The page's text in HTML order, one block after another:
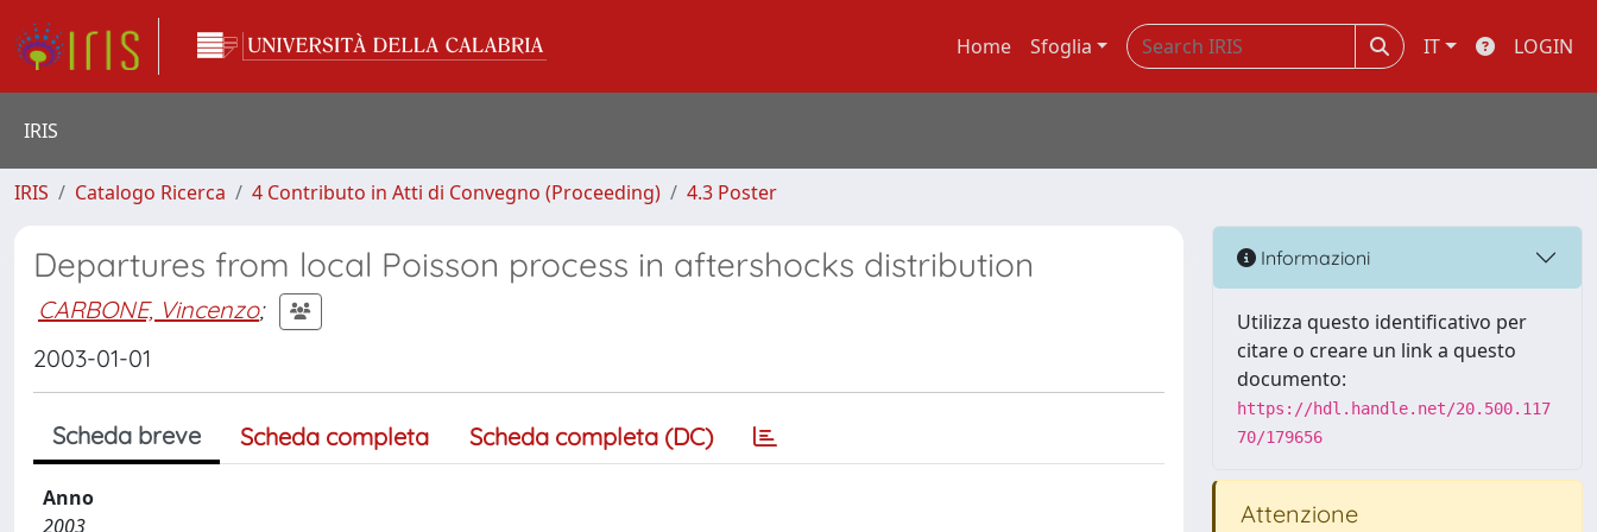
Home Sfoglia IT LOGIN
IRIS
IRIS Catalogo Ricerca 4 Contributo in Atti di Convegno (Proceeding) 4.3 Poster
Departures from local Poisson process in aftershocks distribution
CARBONE, Vincenzo;
2003-01-01
Scheda breve Scheda completa Scheda completa (DC)
Anno
2003
Informazioni
Utilizza questo identificativo per
citare o creare un link a questo
documento:
https://hdl.handle.net/20.500.117
70/179656
Attenzione